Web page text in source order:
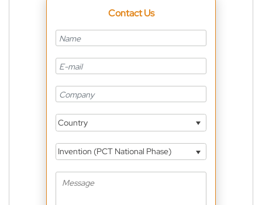
Contact Us
Country
Invention (PCT National Phase)